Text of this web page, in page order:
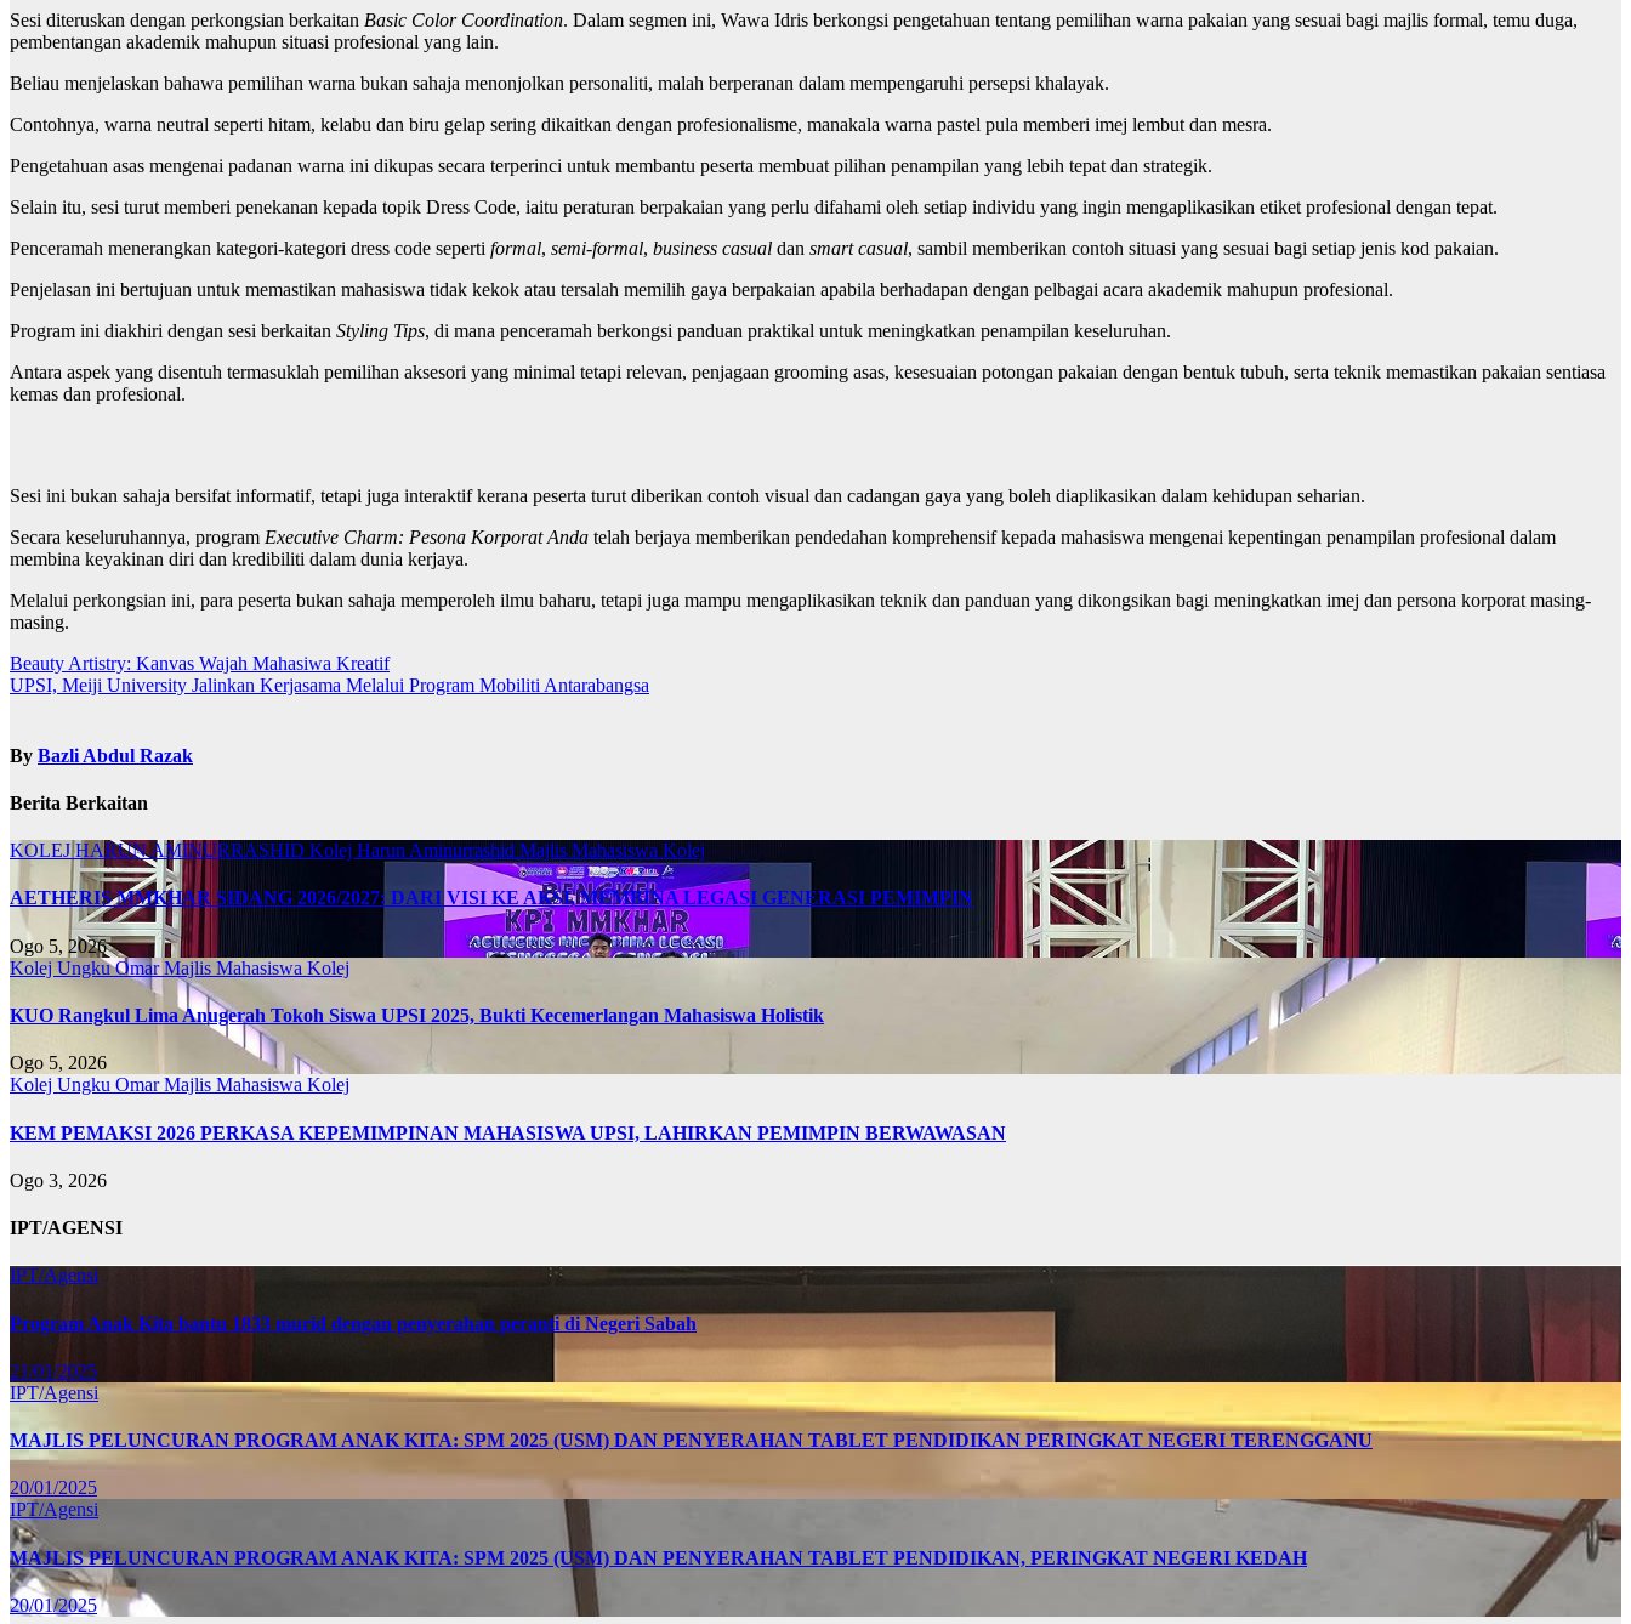
Sesi diteruskan dengan perkongsian berkaitan Basic Color Coordination. Dalam segmen ini, Wawa Idris berkongsi pengetahuan tentang pemilihan warna pakaian yang sesuai bagi majlis formal, temu duga,
pembentangan akademik mahupun situasi profesional yang lain.
Beliau menjelaskan bahawa pemilihan warna bukan sahaja menonjolkan personaliti, malah berperanan dalam mempengaruhi persepsi khalayak.
Contohnya, warna neutral seperti hitam, kelabu dan biru gelap sering dikaitkan dengan profesionalisme, manakala warna pastel pula memberi imej lembut dan mesra.
Pengetahuan asas mengenai padanan warna ini dikupas secara terperinci untuk membantu peserta membuat pilihan penampilan yang lebih tepat dan strategik.
Selain itu, sesi turut memberi penekanan kepada topik Dress Code, iaitu peraturan berpakaian yang perlu difahami oleh setiap individu yang ingin mengaplikasikan etiket profesional dengan tepat.
Penceramah menerangkan kategori-kategori dress code seperti formal, semi-formal, business casual dan smart casual, sambil memberikan contoh situasi yang sesuai bagi setiap jenis kod pakaian.
Penjelasan ini bertujuan untuk memastikan mahasiswa tidak kekok atau tersalah memilih gaya berpakaian apabila berhadapan dengan pelbagai acara akademik mahupun profesional.
Program ini diakhiri dengan sesi berkaitan Styling Tips, di mana penceramah berkongsi panduan praktikal untuk meningkatkan penampilan keseluruhan.
Antara aspek yang disentuh termasuklah pemilihan aksesori yang minimal tetapi relevan, penjagaan grooming asas, kesesuaian potongan pakaian dengan bentuk tubuh, serta teknik memastikan pakaian sentiasa
kemas dan profesional.
Sesi ini bukan sahaja bersifat informatif, tetapi juga interaktif kerana peserta turut diberikan contoh visual dan cadangan gaya yang boleh diaplikasikan dalam kehidupan seharian.
Secara keseluruhannya, program Executive Charm: Pesona Korporat Anda telah berjaya memberikan pendedahan komprehensif kepada mahasiswa mengenai kepentingan penampilan profesional dalam
membina keyakinan diri dan kredibiliti dalam dunia kerjaya.
Melalui perkongsian ini, para peserta bukan sahaja memperoleh ilmu baharu, tetapi juga mampu mengaplikasikan teknik dan panduan yang dikongsikan bagi meningkatkan imej dan persona korporat masing-
masing.
Navigasi
kiriman
Beauty Artistry: Kanvas Wajah Mahasiwa Kreatif
UPSI, Meiji University Jalinkan Kerjasama Melalui Program Mobiliti Antarabangsa
By Bazli Abdul Razak
Berita Berkaitan
KOLEJ HARUN AMINURRASHID Kolej Harun Aminurrashid Majlis Mahasiswa Kolej
AETHERIS MMKHAR SIDANG 2026/2027: DARI VISI KE AKSI, MEMBINA LEGASI GENERASI PEMIMPIN
Ogo 5, 2026
Kolej Ungku OmarMajlis Mahasiswa Kolej
KUO Rangkul Lima Anugerah Tokoh Siswa UPSI 2025, Bukti Kecemerlangan Mahasiswa Holistik
Ogo 5, 2026
Kolej Ungku OmarMajlis Mahasiswa Kolej
KEM PEMAKSI 2026 PERKASA KEPEMIMPINAN MAHASISWA UPSI, LAHIRKAN PEMIMPIN BERWAWASAN
Ogo 3, 2026
IPT/AGENSI
IPT/Agensi
Program Anak Kita bantu 1833 murid dengan penyerahan peranti di Negeri Sabah
21/01/2025
IPT/Agensi
MAJLIS PELUNCURAN PROGRAM ANAK KITA: SPM 2025 (USM) DAN PENYERAHAN TABLET PENDIDIKAN PERINGKAT NEGERI TERENGGANU
20/01/2025
IPT/Agensi
MAJLIS PELUNCURAN PROGRAM ANAK KITA: SPM 2025 (USM) DAN PENYERAHAN TABLET PENDIDIKAN, PERINGKAT NEGERI KEDAH
20/01/2025